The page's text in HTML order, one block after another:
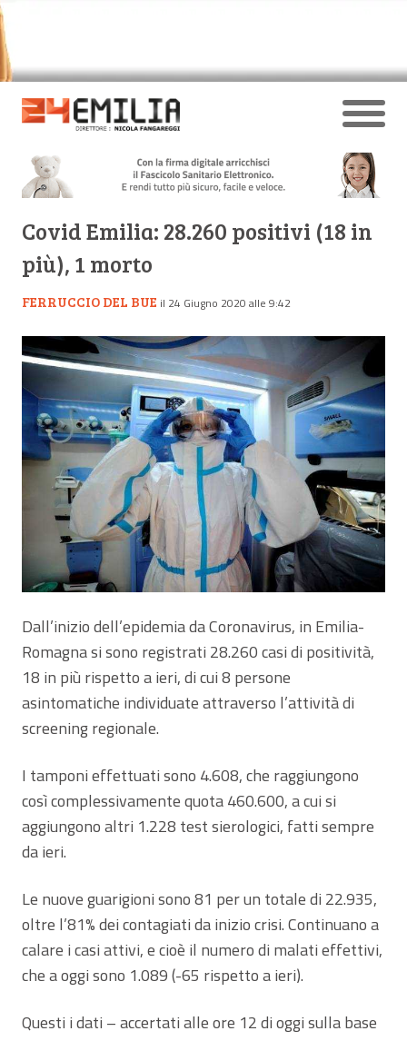
Covid Emilia: 28.260 positivi (18 in
più), 1 morto
FERRUCCIO DEL BUE il 24 Giugno 2020 alle 9:42
Dall’inizio dell’epidemia da Coronavirus, in Emilia-
Romagna si sono registrati 28.260 casi di positività,
18 in più rispetto a ieri, di cui 8 persone
asintomatiche individuate attraverso l’attività di
screening regionale.
I tamponi effettuati sono 4.608, che raggiungono
così complessivamente quota 460.600, a cui si
aggiungono altri 1.228 test sierologici, fatti sempre
da ieri.
Le nuove guarigioni sono 81 per un totale di 22.935,
oltre l’81% dei contagiati da inizio crisi. Continuano a
calare i casi attivi, e cioè il numero di malati effettivi,
che a oggi sono 1.089 (-65 rispetto a ieri).
Questi i dati – accertati alle ore 12 di oggi sulla base